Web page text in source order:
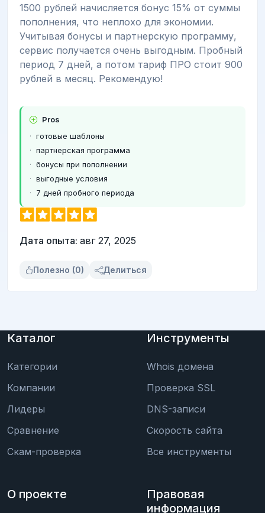
1500 рублей начисляется бонус 15% от суммы
пополнения, что неплохо для экономии.
Учитывая бонусы и партнерскую программу,
сервис получается очень выгодным. Пробный
период 7 дней, а потом тариф ПРО стоит 900
рублей в месяц. Рекомендую!
Pros
готовые шаблоны
партнерская программа
бонусы при пополнении
выгодные условия
7 дней пробного периода
Дата опыта: авг 27, 2025
Полезно (0) Делиться
Каталог
Категории
Компании
Лидеры
Сравнение
Скам-проверка
Инструменты
Whois домена
Проверка SSL
DNS-записи
Скорость сайта
Все инструменты
О проекте
Правовая
информация